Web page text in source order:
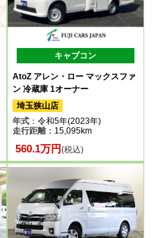
キャブコン
AtoZ アレン・ロー マックスファ
ン 冷蔵庫 1オーナー
埼玉狭山店
年式：令和5年(2023年)
走行距離：15,095km
560.1万円(税込)